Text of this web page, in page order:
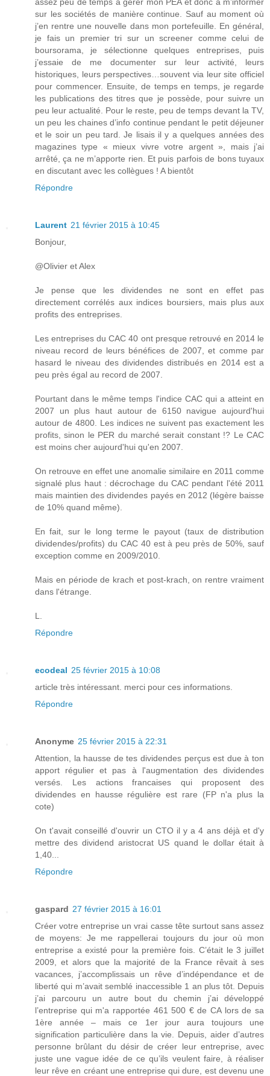
sur les sociétés de manière continue. Sauf au moment où
j’en rentre une nouvelle dans mon portefeuille. En général,
je fais un premier tri sur un screener comme celui de
boursorama, je sélectionne quelques entreprises, puis
j’essaie de me documenter sur leur activité, leurs
historiques, leurs perspectives…souvent via leur site officiel
pour commencer. Ensuite, de temps en temps, je regarde
les publications des titres que je possède, pour suivre un
peu leur actualité. Pour le reste, peu de temps devant la TV,
un peu les chaines d’info continue pendant le petit déjeuner
et le soir un peu tard. Je lisais il y a quelques années des
magazines type « mieux vivre votre argent », mais j’ai
arrêté, ça ne m’apporte rien. Et puis parfois de bons tuyaux
en discutant avec les collègues ! A bientôt
Répondre
Laurent 21 février 2015 à 10:45
Bonjour,
@Olivier et Alex
Je pense que les dividendes ne sont en effet pas
directement corrélés aux indices boursiers, mais plus aux
profits des entreprises.
Les entreprises du CAC 40 ont presque retrouvé en 2014 le
niveau record de leurs bénéfices de 2007, et comme par
hasard le niveau des dividendes distribués en 2014 est a
peu près égal au record de 2007.
Pourtant dans le même temps l'indice CAC qui a atteint en
2007 un plus haut autour de 6150 navigue aujourd'hui
autour de 4800. Les indices ne suivent pas exactement les
profits, sinon le PER du marché serait constant !? Le CAC
est moins cher aujourd'hui qu'en 2007.
On retrouve en effet une anomalie similaire en 2011 comme
signalé plus haut : décrochage du CAC pendant l'été 2011
mais maintien des dividendes payés en 2012 (légère baisse
de 10% quand même).
En fait, sur le long terme le payout (taux de distribution
dividendes/profits) du CAC 40 est à peu près de 50%, sauf
exception comme en 2009/2010.
Mais en période de krach et post-krach, on rentre vraiment
dans l'étrange.
L.
Répondre
ecodeal 25 février 2015 à 10:08
article très intéressant. merci pour ces informations.
Répondre
Anonyme 25 février 2015 à 22:31
Attention, la hausse de tes dividendes perçus est due à ton
apport régulier et pas à l'augmentation des dividendes
versés. Les actions francaises qui proposent des
dividendes en hausse régulière est rare (FP n'a plus la
cote)
On t'avait conseillé d'ouvrir un CTO il y a 4 ans déjà et d'y
mettre des dividend aristocrat US quand le dollar était à
1,40...
Répondre
gaspard 27 février 2015 à 16:01
Créer votre entreprise un vrai casse tête surtout sans assez
de moyens: Je me rappellerai toujours du jour où mon
entreprise a existé pour la première fois. C’était le 3 juillet
2009, et alors que la majorité de la France rêvait à ses
vacances, j’accomplissais un rêve d’indépendance et de
liberté qui m’avait semblé inaccessible 1 an plus tôt. Depuis
j’ai parcouru un autre bout du chemin j’ai développé
l’entreprise qui m'a rapportée 461 500 € de CA lors de sa
1ère année – mais ce 1er jour aura toujours une
signification particulière dans la vie. Depuis, aider d’autres
personne brûlant du désir de créer leur entreprise, avec
juste une vague idée de ce qu’ils veulent faire, à réaliser
leur rêve en créant une entreprise qui dure, est devenu une